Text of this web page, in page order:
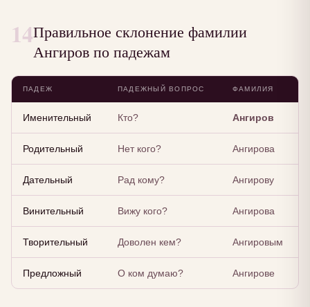
14Правильное склонение фамилии
Ангиров по падежам
ПАДЕЖ ПАДЕЖНЫЙ ВОПРОС ФАМИЛИЯ
Именительный Кто? Ангиров
Родительный Нет кого? Ангирова
Дательный Рад кому? Ангирову
Винительный Вижу кого? Ангирова
Творительный Доволен кем? Ангировым
Предложный О ком думаю? Ангирове